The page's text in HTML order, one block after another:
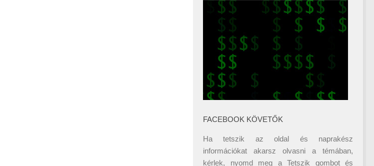
FACEBOOK KÖVETŐK
Ha tetszik az oldal és naprakész
információkat akarsz olvasni a témában,
kérlek, nyomd meg a Tetszik gombot és